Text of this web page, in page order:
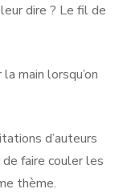
dire ? Le fil de
main lorsqu’on
d’auteurs
de faire couler les
thème.